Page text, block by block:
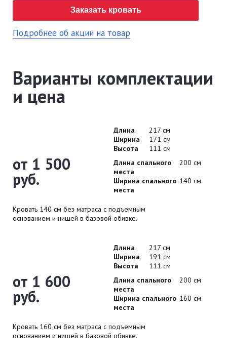
Заказать кровать
Подробнее об акции на товар
Варианты комплектации
и цена
от 1 500
руб.
Длина
217 см
Ширина
171 см
Высота
111 см
Длина спального
места
200 см
Ширина спального
места
140 см
Кровать 140 см без матраса с подъемным
основанием и нишей в базовой обивке.
от 1 600
руб.
Длина
217 см
Ширина
191 см
Высота
111 см
Длина спального
места
200 см
Ширина спального
места
160 см
Кровать 160 см без матраса с подъемным
основанием и нишей в базовой обивке.